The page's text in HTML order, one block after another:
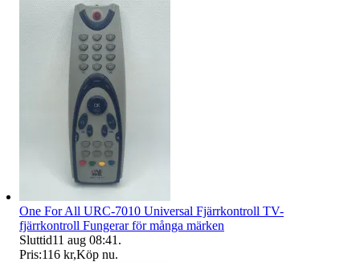
One For All URC-7010 Universal Fjärrkontroll TV-
fjärrkontroll Fungerar för många märken
Sluttid11 aug 08:41 .
Pris:116 kr,Köp nu.